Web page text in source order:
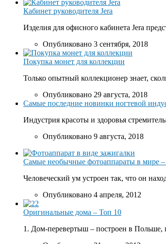
Кабинет руководителя Jera
Изделия для офисного кабинета Jera
Опубликовано 3 сентября, 2018
Покупка монет для коллекции
Только опытный коллекционер знает,
Опубликовано 29 августа, 2018
Самые последние новинки ногтевой
Индустрия красоты и здоровья
Опубликовано 9 августа, 2018
Самые необычные фотоаппараты в мире
Человеческий ум устроен так, что он
Опубликовано 4 апреля, 2012
Оригинальные дома – Топ 10
1. Дом-перевертыш – построен в